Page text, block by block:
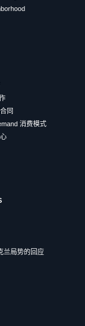
同
消费模式
兰局势的回应